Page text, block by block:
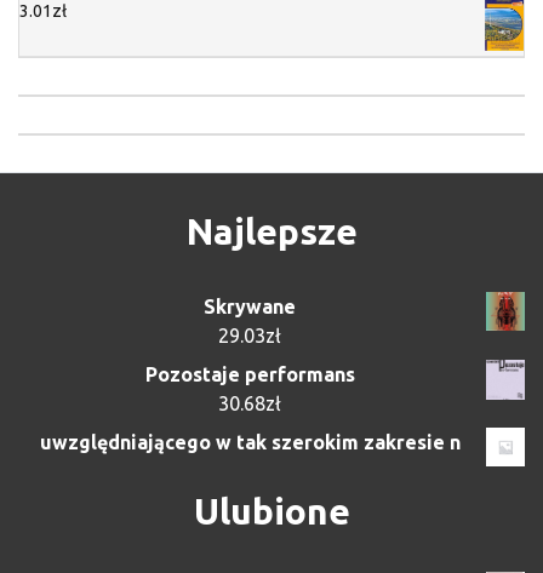
3.01 zł
Najlepsze
Skrywane
29.03zł
Pozostaje performans
30.68zł
uwzględniającego w tak szerokim zakresie n
Ulubione